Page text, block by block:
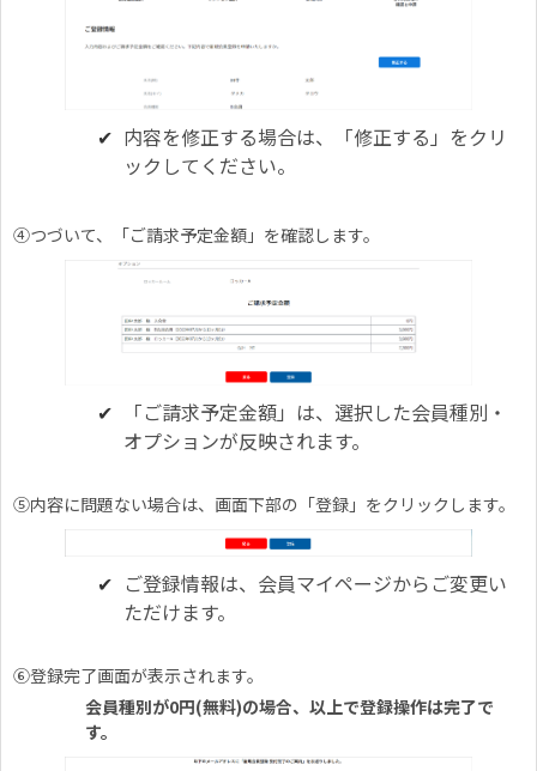
内容を修正する場合は、「修正する」をクリ
ックしてください。
④つづいて、「ご請求予定金額」を確認します。
「ご請求予定金額」は、選択した会員種別・
オプションが反映されます。
⑤内容に問題ない場合は、画面下部の「登録」をクリックします。
ご登録情報は、会員マイページからご変更い
ただけます。
⑥登録完了画面が表示されます。
会員種別が0円(無料)の場合、以上で登録操作は完了で
す。